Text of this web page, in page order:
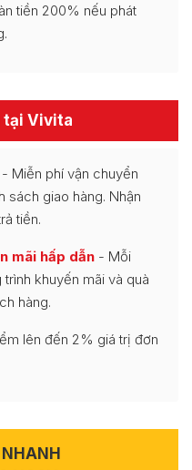
tiền 200% nếu phát
tại Vivita
- Miễn phí vận chuyển
sách giao hàng. Nhận
tiền.
mãi hấp dẫn - Mỗi
khuyến mãi và quà
hàng.
lên đến 2% giá trị đơn